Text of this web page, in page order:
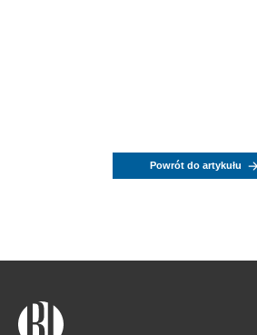
Powrót do artykułu